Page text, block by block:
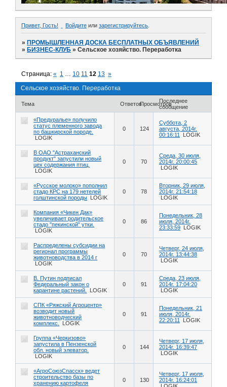
Привет, Гость! Войдите или зарегистрируйтесь
»ПРОМЫШЛЕННАЯ ДОСКА БЕСПЛАТНЫХ ОБЪЯВЛЕНИЙ
»БИЗНЕС-КЛУБ »Сельское хозяйство. Переработка
Сельское хозяйство. Переработка
Страница:« 1 … 10 11 12 13 »
Тема ОтветовПросмотровПоследнее
сообщение
«Предуралье» получило
статус племенного завода
по башкирской породе.
LOGIK
0 124
Суббота, 2
августа, 2014г.
00:16:11
LOGIK
В ОАО "Астраханский
продукт" запустили новый
цех содержания птиц.
LOGIK
0 70
Среда, 30 июля,
2014г. 20:00:45
LOGIK
«Русское молоко» пополнил
стадо КРС на 179 нетелей
голштинской породы LOGIK
0 78
Вторник, 29 июля,
2014г. 21:54:18
LOGIK
Компания «Чикен Дак»
увеличивает родительское
стадо "пекинской" утки.
LOGIK
0 86
Понедельник, 28
июля, 2014г.
23:33:59 LOGIK
Распределены субсидии на
регионал программы
животноводства в 2014 г
LOGIK
0 70
Четверг, 24 июля,
2014г. 13:44:38
LOGIK
В. Путин подписал
Федеральный закон о
карантине растений.
LOGIK
0 91
Среда, 23 июля,
2014г. 17:04:20
LOGIK
СПК «Ряжский Агроцентр»
возводит новый
животноводческий
комплекс.
LOGIK
0 91
Понедельник, 21
июля, 2014г.
22:20:11
LOGIK
Группа «Черкизово»
запустила в Пензенской
обл. новый элеватор.
LOGIK
0 144
Четверг, 17 июля,
2014г. 16:39:47
LOGIK
«АгроСоюзСпасск» ведет
строительство базы по
хранению картофеля
0 130
Четверг, 17 июля,
2014г. 16:24:01
LOGIK